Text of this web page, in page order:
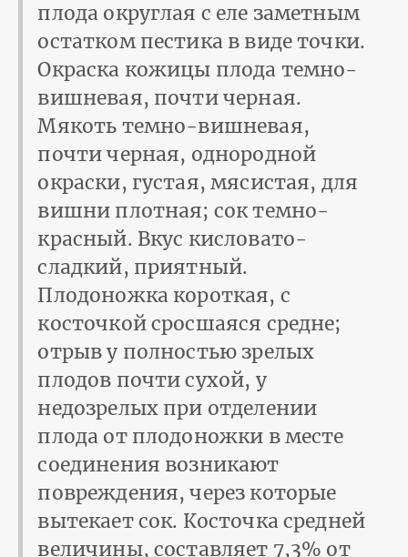
плода округлая с еле заметным
остатком пестика в виде точки.
Окраска кожицы плода темно-
вишневая, почти черная.
Мякоть темно-вишневая,
почти черная, однородной
окраски, густая, мясистая, для
вишни плотная; сок темно-
красный. Вкус кисловато-
сладкий, приятный.
Плодоножка короткая, с
косточкой сросшаяся средне;
отрыв у полностью зрелых
плодов почти сухой, у
недозрелых при отделении
плода от плодоножки в месте
соединения возникают
повреждения, через которые
вытекает сок. Косточка средней
величины, составляет 7,3% от